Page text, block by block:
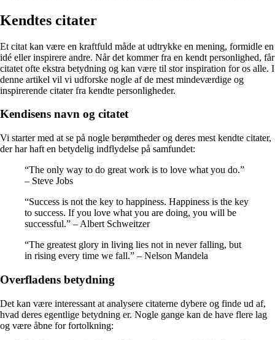
Kendtes citater
Et citat kan være en kraftfuld måde at udtrykke en mening, formidle en
idé eller inspirere andre. Når det kommer fra en kendt personlighed, får
citatet ofte ekstra betydning og kan være til stor inspiration for os alle. I
denne artikel vil vi udforske nogle af de mest mindeværdige og
inspirerende citater fra kendte personligheder.
Kendisens navn og citatet
Vi starter med at se på nogle berømtheder og deres mest kendte citater,
der har haft en betydelig indflydelse på samfundet:
“The only way to do great work is to love what you do.”
– Steve Jobs
“Success is not the key to happiness. Happiness is the key
to success. If you love what you are doing, you will be
successful.” – Albert Schweitzer
“The greatest glory in living lies not in never falling, but
in rising every time we fall.” – Nelson Mandela
Overfladens betydning
Det kan være interessant at analysere citaterne dybere og finde ud af,
hvad deres egentlige betydning er. Nogle gange kan de have flere lag
og være åbne for fortolkning: